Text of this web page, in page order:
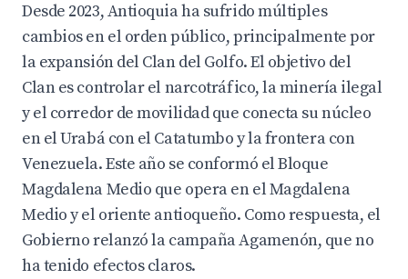
Desde 2023, Antioquia ha sufrido múltiples
cambios en el orden público, principalmente por
la expansión del Clan del Golfo. El objetivo del
Clan es controlar el narcotráfico, la minería ilegal
y el corredor de movilidad que conecta su núcleo
en el Urabá con el Catatumbo y la frontera con
Venezuela. Este año se conformó el Bloque
Magdalena Medio que opera en el Magdalena
Medio y el oriente antioqueño. Como respuesta, el
Gobierno relanzó la campaña Agamenón, que no
ha tenido efectos claros.